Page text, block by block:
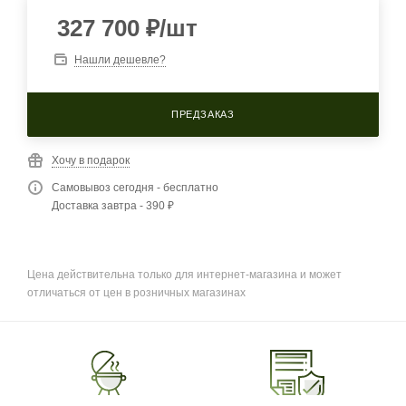
327 700 ₽/шт
Нашли дешевле?
ПРЕДЗАКАЗ
Хочу в подарок
Самовывоз сегодня - бесплатно
Доставка завтра - 390 ₽
Цена действительна только для интернет-магазина и может
отличаться от цен в розничных магазинах